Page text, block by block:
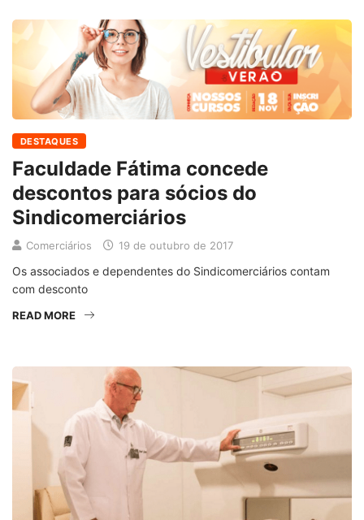
DESTAQUES
Faculdade Fátima concede
descontos para sócios do
Sindicomerciários
Comerciários 19 de outubro de 2017
Os associados e dependentes do Sindicomerciários contam
com desconto
READ MORE